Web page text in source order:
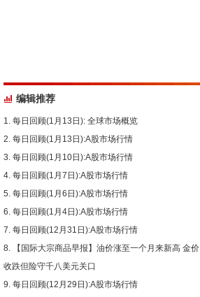
编辑推荐
每日回顾(1月13日): 全球市场概览
每日回顾(1月13日):A股市场行情
每日回顾(1月10日):A股市场行情
每日回顾(1月7日):A股市场行情
每日回顾(1月6日):A股市场行情
每日回顾(1月4日):A股市场行情
每日回顾(12月31日):A股市场行情
【国际大宗商品早报】油价涨至一个月来新高 金价
收跌但险守千八美元关口
每日回顾(12月29日):A股市场行情